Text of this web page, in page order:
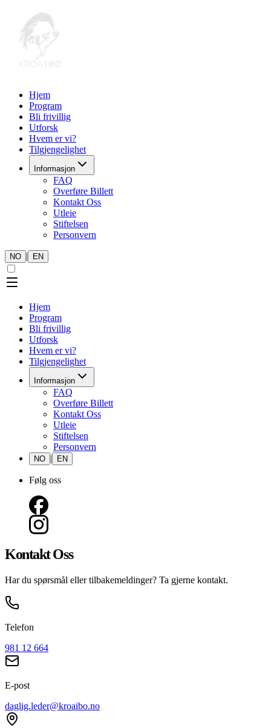
Hjem
Program
Bli frivillig
Utforsk
Hvem er vi?
Tilgjengelighet
Informasjon
FAQ
Overføre Billett
Kontakt Oss
Utleie
Stiftelsen
Personvern
NO | EN
Hjem
Program
Bli frivillig
Utforsk
Hvem er vi?
Tilgjengelighet
Informasjon
FAQ
Overføre Billett
Kontakt Oss
Utleie
Stiftelsen
Personvern
NO | EN
Følg oss
Kontakt Oss
Har du spørsmål eller tilbakemeldinger? Ta gjerne kontakt.
Telefon
981 12 664
E-post
daglig.leder@kroaibo.no